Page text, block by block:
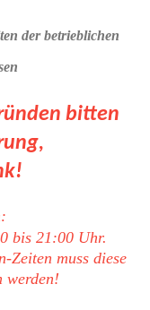
der betrieblichen
bitten
bis 21:00 Uhr.
Zeiten muss diese
werden!